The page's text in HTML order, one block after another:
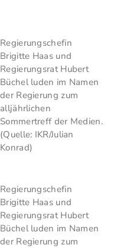
Regierungschefin
Brigitte Haas und
Regierungsrat Hubert
Büchel luden im Namen
der Regierung zum
alljährlichen
Sommertreff der Medien.
(Quelle: IKR/Julian
Konrad)
Regierungschefin
Brigitte Haas und
Regierungsrat Hubert
Büchel luden im Namen
der Regierung zum